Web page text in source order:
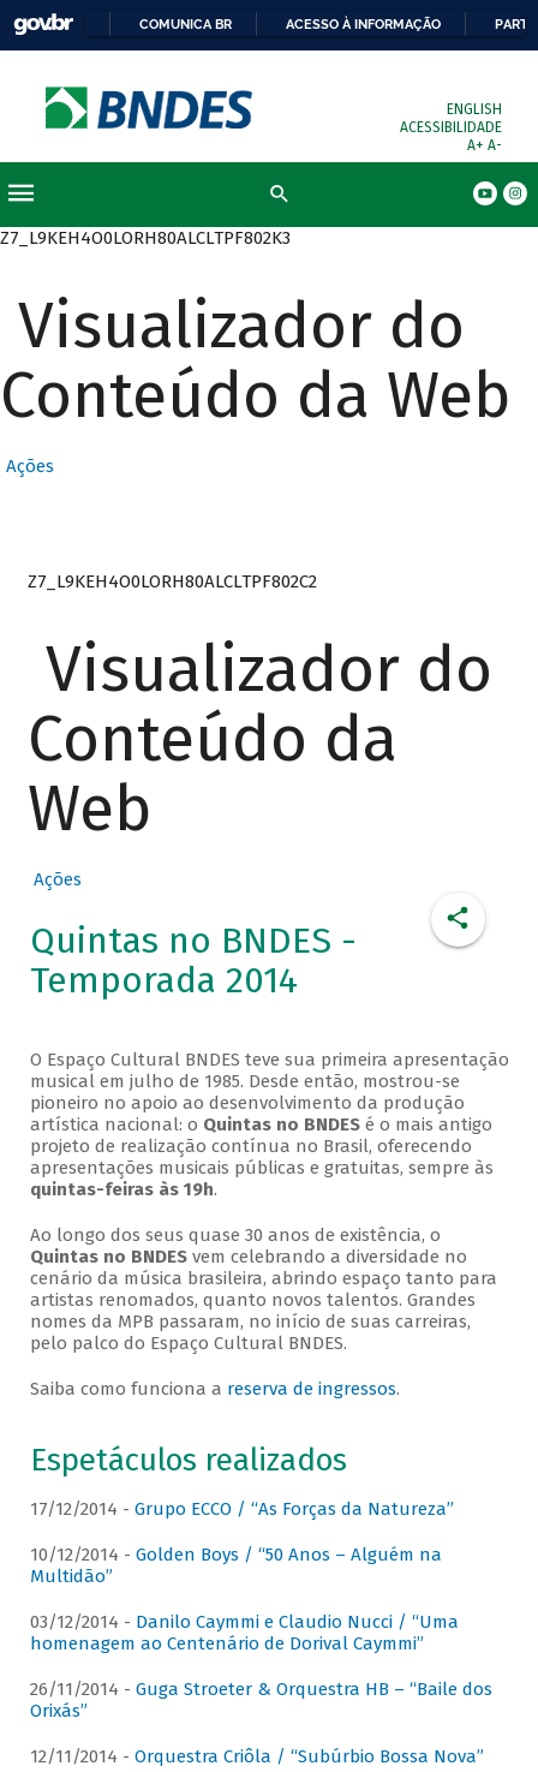
COMUNICA BR ACESSO À INFORMAÇÃO
ENGLISH
ACESSIBILIDADE
A+ A-
Z7_L9KEH4O0LORH80ALCLTPF802K3
Visualizador do
Conteúdo da Web
Ações
Z7_L9KEH4O0LORH80ALCLTPF802C2
Visualizador do
Conteúdo da
Web
Ações
Quintas no BNDES -
Temporada 2014
O Espaço Cultural BNDES teve sua primeira apresentação
musical em julho de 1985. Desde então, mostrou-se
pioneiro no apoio ao desenvolvimento da produção
artística nacional: o Quintas no BNDESé o mais antigo
projeto de realização contínua no Brasil, oferecendo
apresentações musicais públicas e gratuitas, sempre às
quintas-feiras às 19h.
Ao longo dos seus quase 30 anos de existência, o
Quintas no BNDESvem celebrando a diversidade no
cenário da música brasileira, abrindo espaço tanto para
artistas renomados, quanto novos talentos. Grandes
nomes da MPB passaram, no início de suas carreiras,
pelo palco do Espaço Cultural BNDES.
Saiba como funciona a reserva de ingressos.
Espetáculos realizados
17/12/2014 - Grupo ECCO / “As Forças da Natureza”
10/12/2014 - Golden Boys / “50 Anos – Alguém na
Multidão”
03/12/2014 - Danilo Caymmi e Claudio Nucci / “Uma
homenagem ao Centenário de Dorival Caymmi”
26/11/2014 - Guga Stroeter & Orquestra HB – “Baile dos
Orixás”
12/11/2014 - Orquestra Criôla / “Subúrbio Bossa Nova”